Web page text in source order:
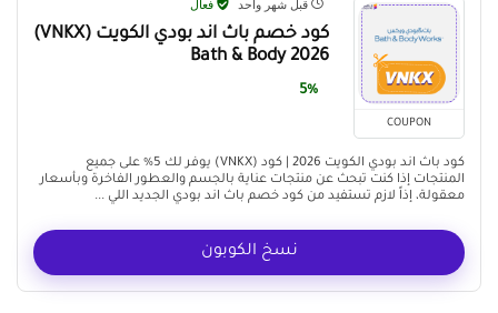
COUPON
قبل شهر واحد فعال
كود خصم باث اند بودي الكويت (VNKX)
Bath & Body 2026
5%
كود باث اند بودي الكويت 2026 | كود (VNKX) يوفر لك 5% على جميع
المنتجات إذا كنت تبحث عن منتجات عناية بالجسم والعطور الفاخرة وبأسعار
معقولة، إذاً لازم تستفيد من كود خصم باث اند بودي الجديد اللي ...
نسخ الكوبون